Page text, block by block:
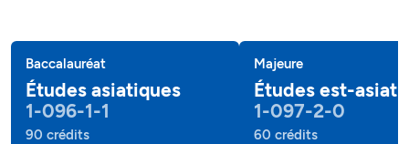
Baccalauréat
Études asiatiques
1-096-1-1
90 crédits
Majeure
Études est-
1-097-2-0
60 crédits